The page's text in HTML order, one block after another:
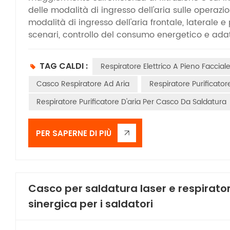
www.newairsafety.com.
delle modalità di ingresso dell'aria sulle
modalità di ingresso dell'aria frontale, laterale
scenari, controllo del consumo energetico e
apparecchiature e sull'accettazione delle
più evidente soprattutto in scenari con
termine. La competitività principale del PAPR
compatibilità con gli scenari di emergenza,
design concentra i componenti principali del
complessivo dell'attrezzatura più concentrato
forme standard della testa senza ulteriori
senza l'ingombro del tubo flessibile, può essere
guadagnando tempo per lo smaltimento di
il baricentro in avanti può causare
TAG CALDI : Respiratore Elettrico A Pieno Facciale
Casco Respiratore Ad Aria
Respiratore
Respiratore Purificatore D'aria Per Casco Da Saldatura
PER SAPERNE DI PIÙ
Casco per saldatura laser e
sinergica per i saldatori